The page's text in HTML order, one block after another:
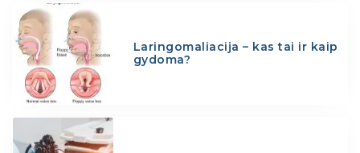
Laringomaliacija – kas tai ir kaip
gydoma?